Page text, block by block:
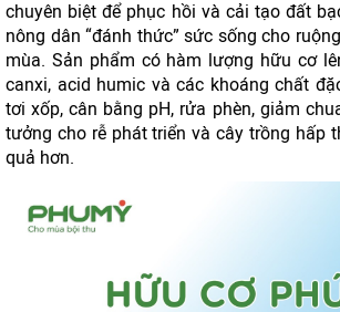
chuyên biệt để phục hồi và cải tạo đất
nông dân “đánh thức” sức sống cho
mùa. Sản phẩm có hàm lượng hữu cơ
canxi, acid humic và các khoáng chất
tơi xốp, cân bằng pH, rửa phèn, giảm
tưởng cho rễ phát triển và cây trồng hấp
quả hơn.